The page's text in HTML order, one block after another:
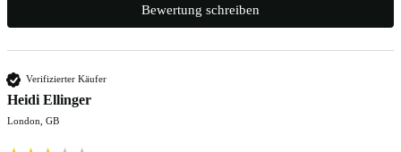
Bewertung schreiben
Verifizierter Käufer
Heidi Ellinger
London, GB